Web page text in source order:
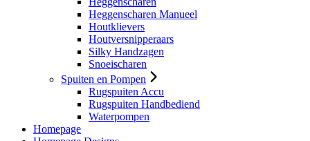
Heggenscharen Manueel
Houtklievers
Houtversnipperaars
Silky Handzagen
Snoeischaren
Spuiten en Pompen
Rugspuiten Accu
Rugspuiten Handbediend
Waterpompen
Homepage